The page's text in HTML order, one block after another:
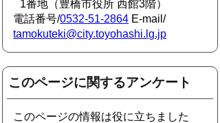
1番地（豊橋市役所 西館3階）
電話番号/0532-51-2864 E-mail/
tamokuteki@city.toyohashi.lg.jp
このページに関するアンケート
このページの情報は役に立ちました